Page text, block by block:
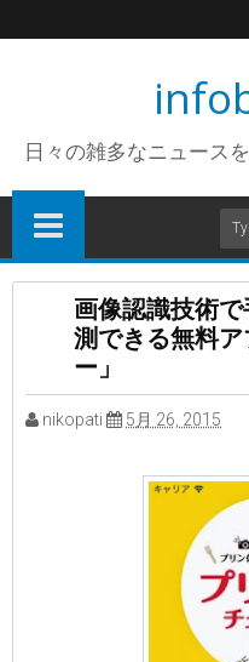
日々の雑多なニュース
画像認識技術
測できる無料
ー」
nikopati 5月 26, 2015